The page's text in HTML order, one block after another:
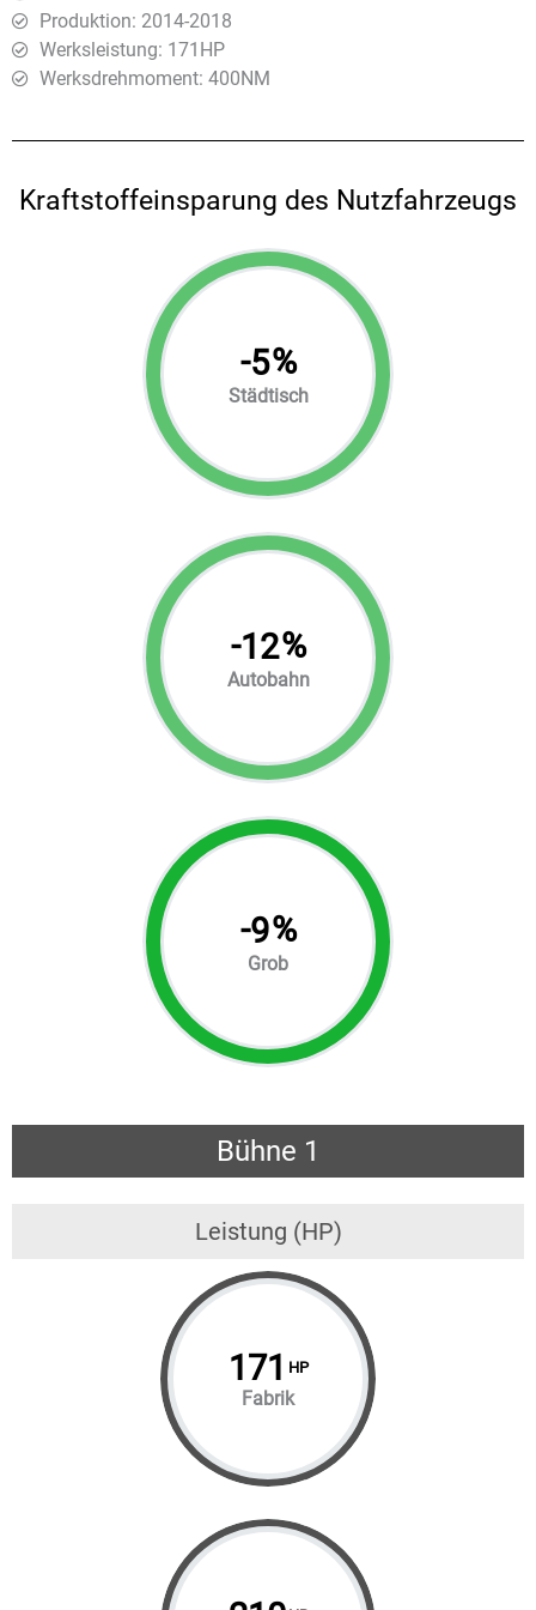
Produktion: 2014-2018
Werksleistung: 171HP
Werksdrehmoment: 400ΝΜ
Kraftstoffeinsparung des Nutzfahrzeugs
-5%
Städtisch
-12%
Autobahn
-9%
Grob
Bühne 1
Leistung (HP)
171 HP
Fabrik